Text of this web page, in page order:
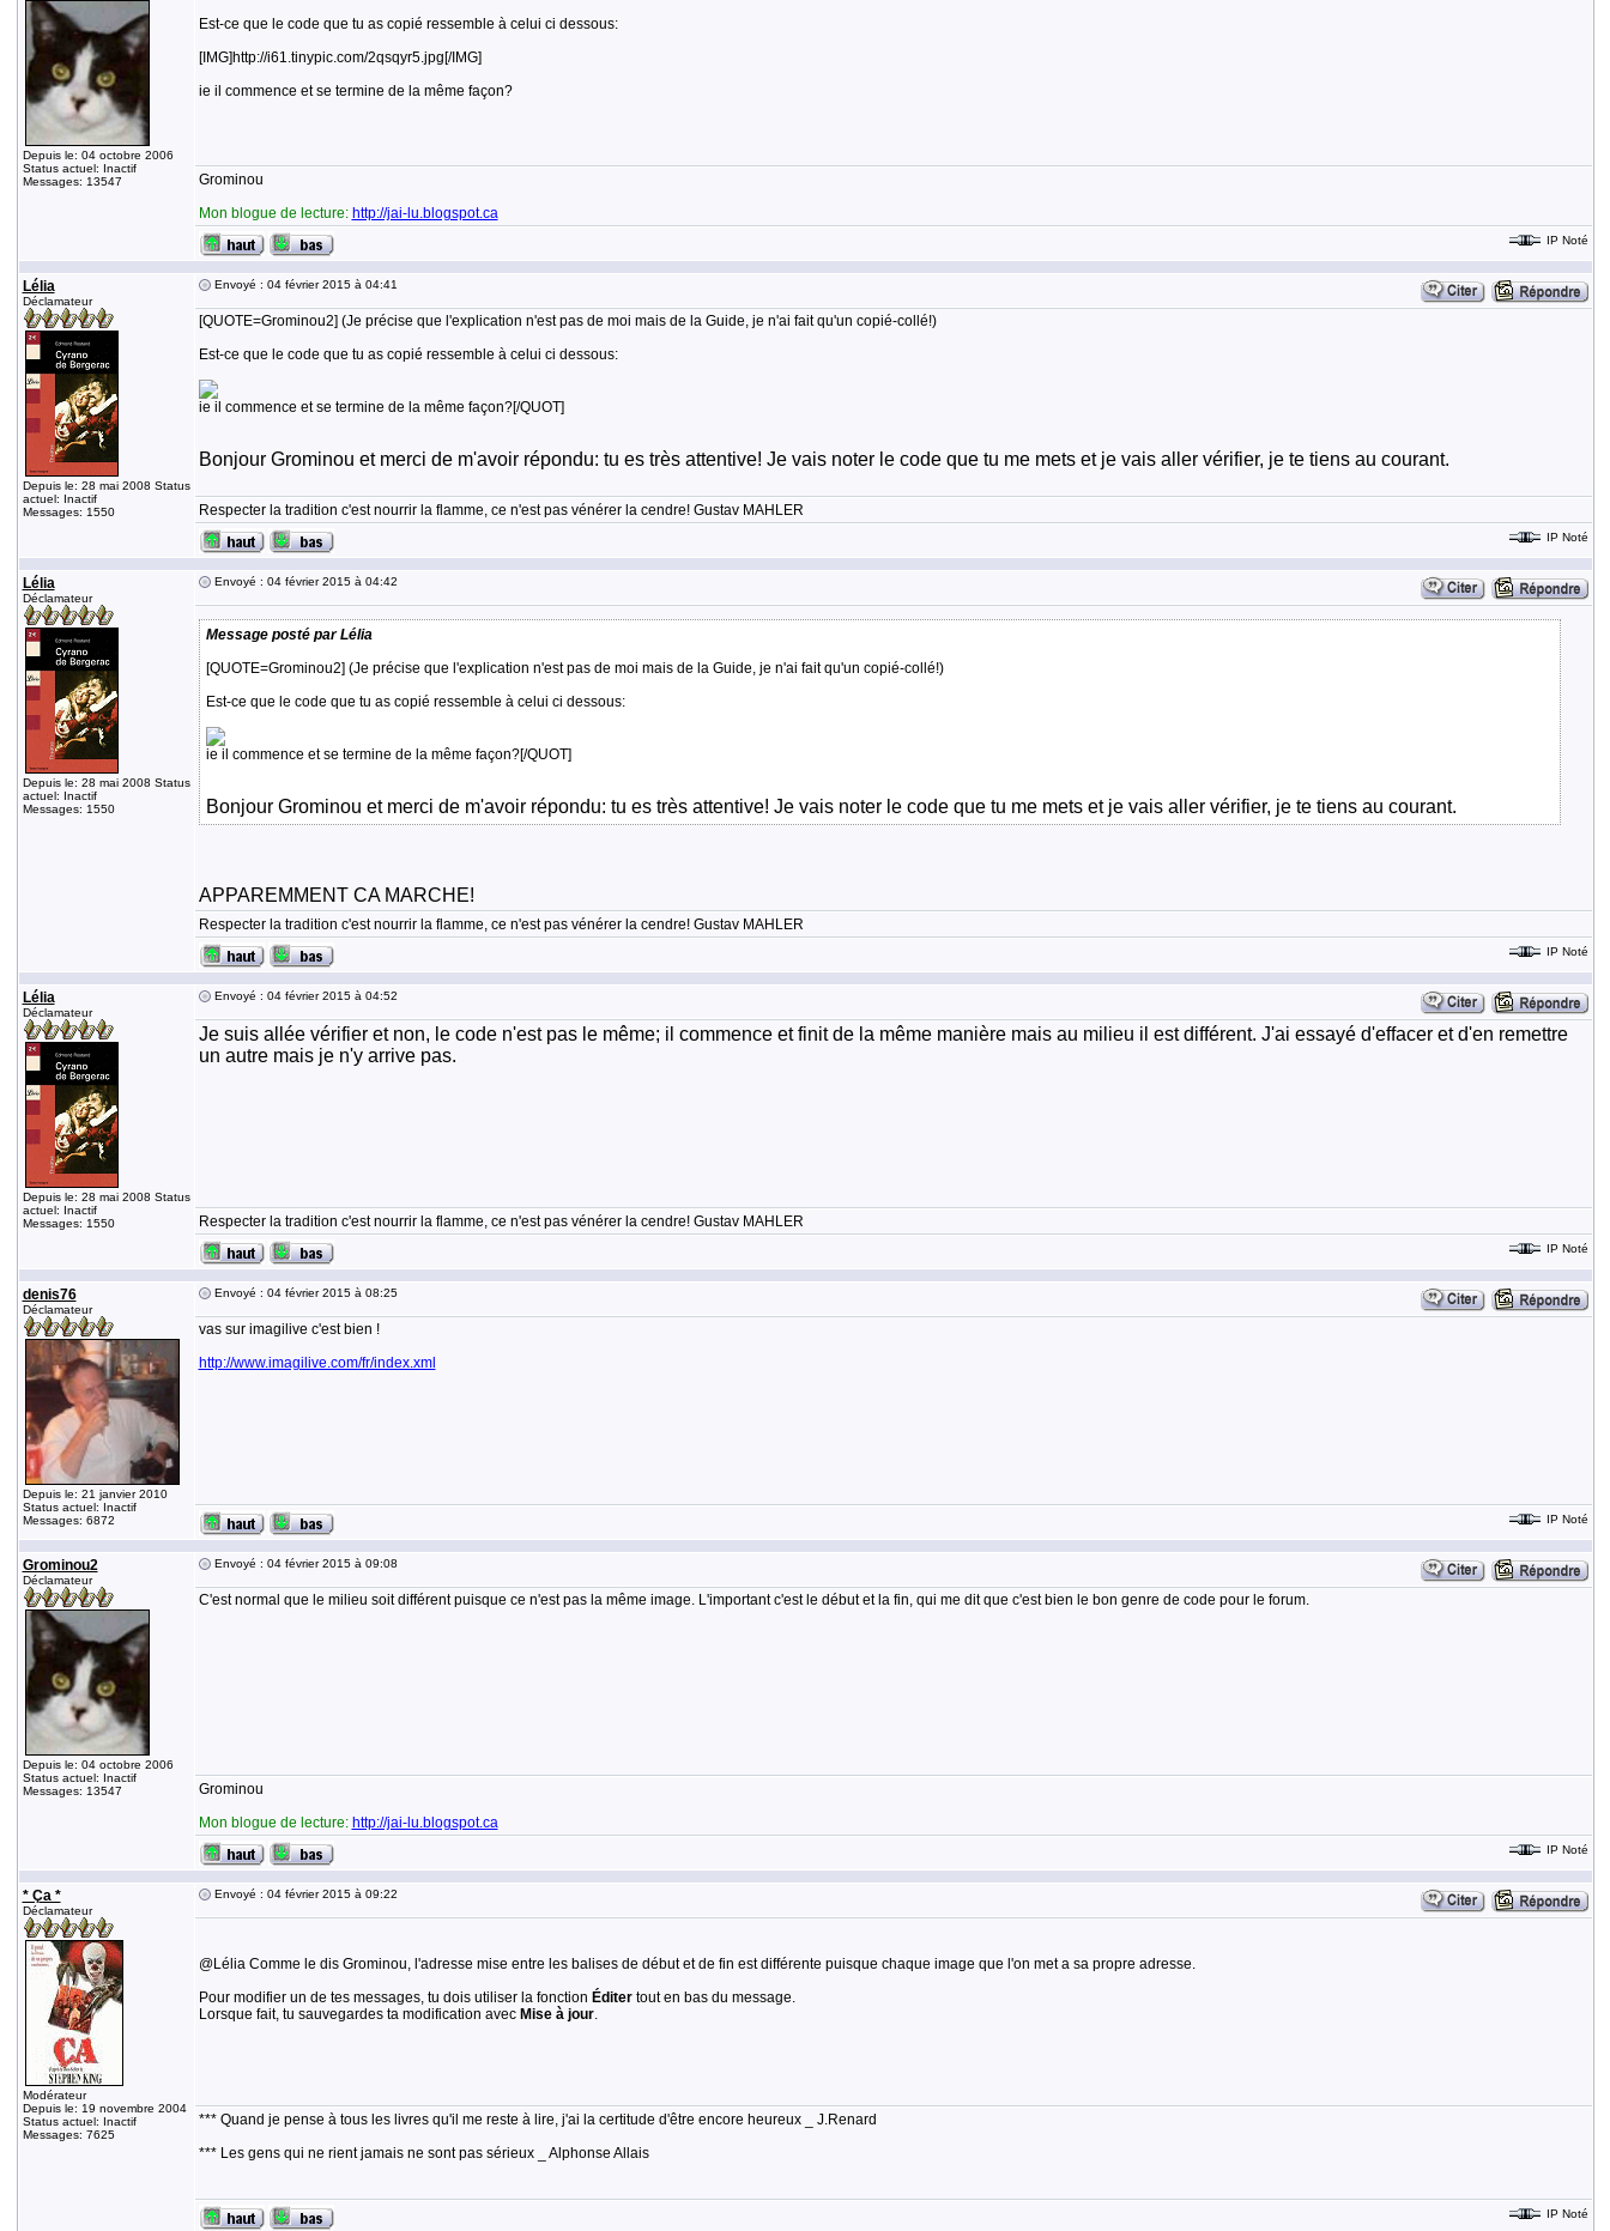
Depuis le: 04 octobre 2006
Status actuel: Inactif
Messages: 13547
Est-ce que le code que tu as copié ressemble à celui ci dessous:
[IMG]http://i61.tinypic.com/2qsqyr5.jpg[/IMG]
ie il commence et se termine de la même façon?
Grominou
Mon blogue de lecture: http://jai-lu.blogspot.ca
IP Noté
Lélia
Déclamateur
Depuis le: 28 mai 2008 Status
actuel: Inactif
Messages: 1550
Envoyé : 04 février 2015 à 04:41
[QUOTE=Grominou2] (Je précise que l'explication n'est pas de moi mais de la Guide, je n'ai fait qu'un copié-collé!)
Est-ce que le code que tu as copié ressemble à celui ci dessous:
ie il commence et se termine de la même façon?[/QUOT]
Bonjour Grominou et merci de m'avoir répondu: tu es très attentive! Je vais noter le code que tu me mets et je vais aller vérifier, je te tiens au courant.
Respecter la tradition c'est nourrir la flamme, ce n'est pas vénérer la cendre! Gustav MAHLER
IP Noté
Lélia
Déclamateur
Depuis le: 28 mai 2008 Status
actuel: Inactif
Messages: 1550
Envoyé : 04 février 2015 à 04:42
Message posté par Lélia
[QUOTE=Grominou2] (Je précise que l'explication n'est pas de moi mais de la Guide, je n'ai fait qu'un copié-collé!)
Est-ce que le code que tu as copié ressemble à celui ci dessous:
ie il commence et se termine de la même façon?[/QUOT]
Bonjour Grominou et merci de m'avoir répondu: tu es très attentive! Je vais noter le code que tu me mets et je vais aller vérifier, je te tiens au courant.
APPAREMMENT CA MARCHE!
Respecter la tradition c'est nourrir la flamme, ce n'est pas vénérer la cendre! Gustav MAHLER
IP Noté
Lélia
Déclamateur
Depuis le: 28 mai 2008 Status
actuel: Inactif
Messages: 1550
Envoyé : 04 février 2015 à 04:52
Je suis allée vérifier et non, le code n'est pas le même; il commence et finit de la même manière mais au milieu il est différent. J'ai essayé d'effacer et d'en remettre
un autre mais je n'y arrive pas.
Respecter la tradition c'est nourrir la flamme, ce n'est pas vénérer la cendre! Gustav MAHLER
IP Noté
denis76
Déclamateur
Depuis le: 21 janvier 2010
Status actuel: Inactif
Messages: 6872
Envoyé : 04 février 2015 à 08:25
vas sur imagilive c'est bien !
http://www.imagilive.com/fr/index.xml
IP Noté
Grominou2
Déclamateur
Depuis le: 04 octobre 2006
Status actuel: Inactif
Messages: 13547
Envoyé : 04 février 2015 à 09:08
C'est normal que le milieu soit différent puisque ce n'est pas la même image. L'important c'est le début et la fin, qui me dit que c'est bien le bon genre de code pour le forum.
Grominou
Mon blogue de lecture: http://jai-lu.blogspot.ca
IP Noté
* Ça *
Déclamateur
Modérateur
Depuis le: 19 novembre 2004
Status actuel: Inactif
Messages: 7625
Envoyé : 04 février 2015 à 09:22
@Lélia Comme le dis Grominou, l'adresse mise entre les balises de début et de fin est différente puisque chaque image que l'on met a sa propre adresse.
Pour modifier un de tes messages, tu dois utiliser la fonction Éditertout en bas du message.
Lorsque fait, tu sauvegardes ta modification avecMise à jour.
*** Quand je pense à tous les livres qu'il me reste à lire, j'ai la certitude d'être encore heureux _ J.Renard
*** Les gens qui ne rient jamais ne sont pas sérieux _ Alphonse Allais
IP Noté